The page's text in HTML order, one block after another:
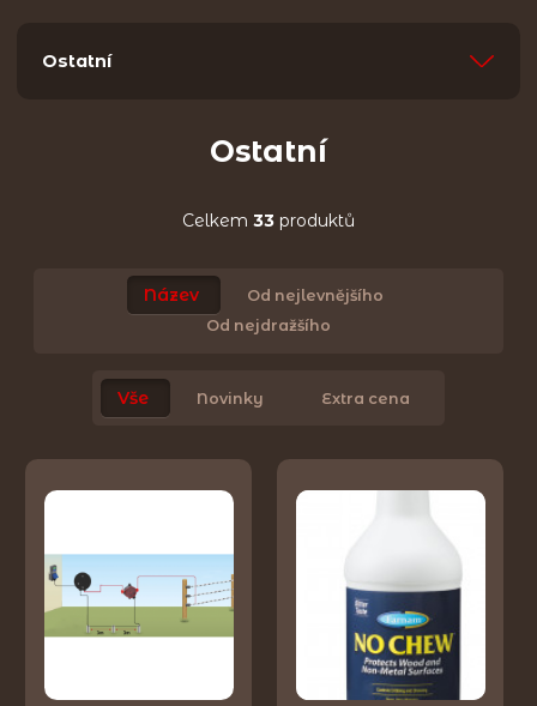
Ostatní
Ostatní
Celkem 33 produktů
Název
Od nejlevnějšího
Od nejdražšího
Vše Novinky Extra cena